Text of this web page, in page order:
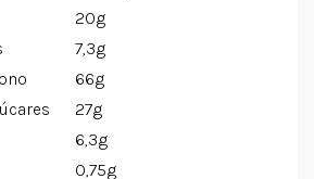
20g
7,3g
66g
27g
6,3g
0,75g